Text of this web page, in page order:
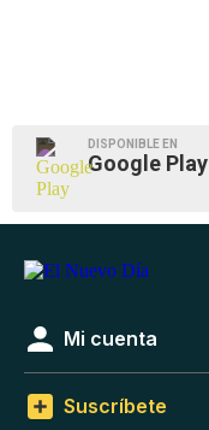
DISPONIBLE EN
Google Play
Mi cuenta
Suscríbete